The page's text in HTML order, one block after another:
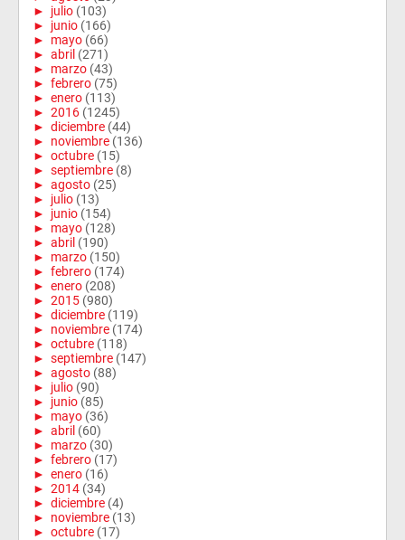
► julio (103)
► junio (166)
► mayo (66)
► abril (271)
► marzo (43)
► febrero (75)
► enero (113)
► 2016 (1245)
► diciembre (44)
► noviembre (136)
► octubre (15)
► septiembre (8)
► agosto (25)
► julio (13)
► junio (154)
► mayo (128)
► abril (190)
► marzo (150)
► febrero (174)
► enero (208)
► 2015 (980)
► diciembre (119)
► noviembre (174)
► octubre (118)
► septiembre (147)
► agosto (88)
► julio (90)
► junio (85)
► mayo (36)
► abril (60)
► marzo (30)
► febrero (17)
► enero (16)
► 2014 (34)
► diciembre (4)
► noviembre (13)
► octubre (17)